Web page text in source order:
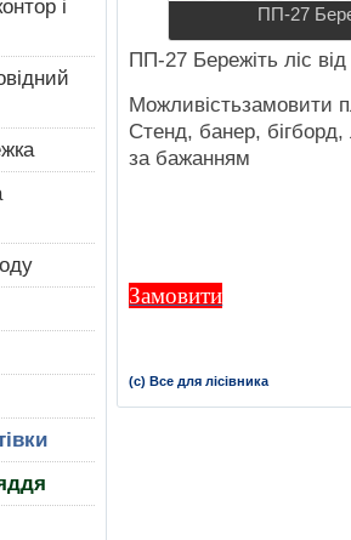
ПП-27
ПП-27 Бережiть лiс вiд
Можливiстьзамовити
Стенд, банер, бiгборд,
за бажанням
Замовити
(с) Все для лісівника
і